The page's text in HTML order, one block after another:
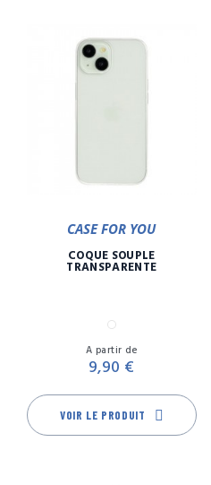
CASE FOR YOU
COQUE SOUPLE
TRANSPARENTE
Transparent
A partir de
9,90 €
VOIR LE PRODUIT